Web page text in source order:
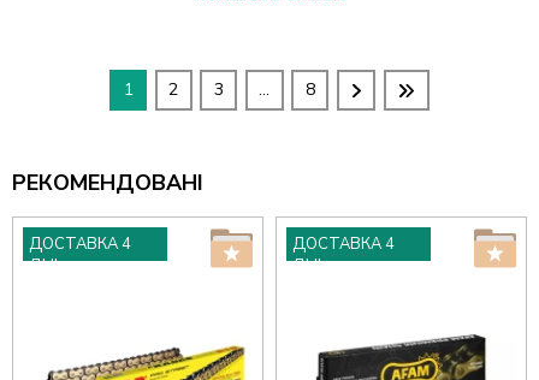
1 2 3 ... 8
РЕКОМЕНДОВАНІ
ДОСТАВКА 4
ДНІ
ДОСТАВКА 4
ДНІ